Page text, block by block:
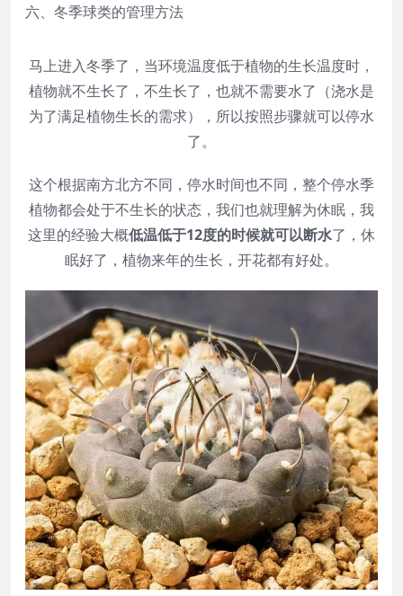
六、冬季球类的管理方法
马上进入冬季了，当环境温度低于植物的生长温度时，
植物就不生长了，不生长了，也就不需要水了（浇水是
为了满足植物生长的需求），所以按照步骤就可以停水
了。
这个根据南方北方不同，停水时间也不同，整个停水季
植物都会处于不生长的状态，我们也就理解为休眠，我
这里的经验大概低温低于12度的时候就可以断水了，休
眠好了，植物来年的生长，开花都有好处。